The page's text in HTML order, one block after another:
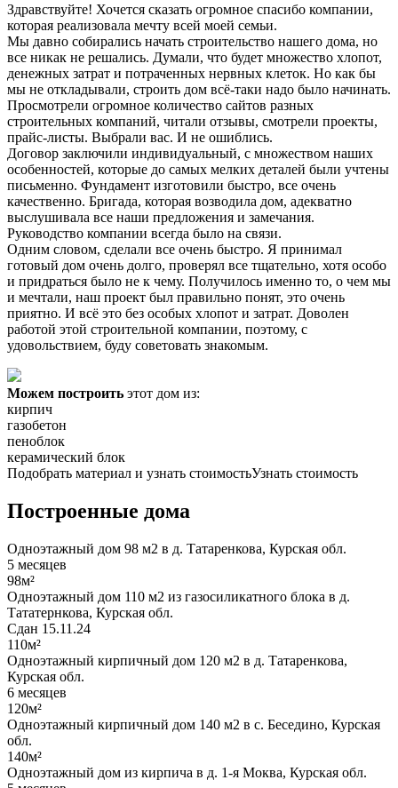
Здравствуйте! Хочется сказать огромное спасибо компании,
которая реализовала мечту всей моей семьи.
Мы давно собирались начать строительство нашего дома, но
все никак не решались. Думали, что будет множество хлопот,
денежных затрат и потраченных нервных клеток. Но как бы
мы не откладывали, строить дом всё-таки надо было начинать.
Просмотрели огромное количество сайтов разных
строительных компаний, читали отзывы, смотрели проекты,
прайс-листы. Выбрали вас. И не ошиблись.
Договор заключили индивидуальный, с множеством наших
особенностей, которые до самых мелких деталей были учтены
письменно. Фундамент изготовили быстро, все очень
качественно. Бригада, которая возводила дом, адекватно
выслушивала все наши предложения и замечания.
Руководство компании всегда было на связи.
Одним словом, сделали все очень быстро. Я принимал
готовый дом очень долго, проверял все тщательно, хотя особо
и придраться было не к чему. Получилось именно то, о чем мы
и мечтали, наш проект был правильно понят, это очень
приятно. И всё это без особых хлопот и затрат. Доволен
работой этой строительной компании, поэтому, с
удовольствием, буду советовать знакомым.
Можем построить этот дом из:
кирпич
газобетон
пеноблок
керамический блок
Подобрать материал и узнать стоимостьУзнать стоимость
Построенные дома
Одноэтажный дом 98 м2 в д. Татаренкова, Курская обл.
5 месяцев
98м²
Одноэтажный дом 110 м2 из газосиликатного блока в д.
Тататернкова, Курская обл.
Сдан 15.11.24
110м²
Одноэтажный кирпичный дом 120 м2 в д. Татаренкова,
Курская обл.
6 месяцев
120м²
Одноэтажный кирпичный дом 140 м2 в с. Беседино, Курская
обл.
140м²
Одноэтажный дом из кирпича в д. 1-я Моква, Курская обл.